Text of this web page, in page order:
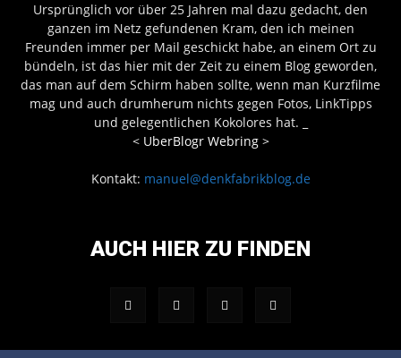
Ursprünglich vor über 25 Jahren mal dazu gedacht, den
ganzen im Netz gefundenen Kram, den ich meinen
Freunden immer per Mail geschickt habe, an einem Ort zu
bündeln, ist das hier mit der Zeit zu einem Blog geworden,
das man auf dem Schirm haben sollte, wenn man Kurzfilme
mag und auch drumherum nichts gegen Fotos, LinkTipps
und gelegentlichen Kokolores hat.
< UberBlogr Webring >
Kontakt: manuel@denkfabrikblog.de
AUCH HIER ZU FINDEN